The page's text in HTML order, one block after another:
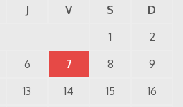
J V S
D
1
2
6 7 8
9
13 14 15 16